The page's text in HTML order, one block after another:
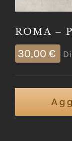
ROMA –
30,00 €